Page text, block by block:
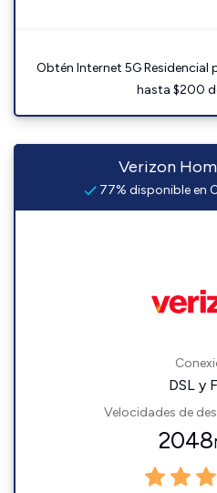
Obtén Internet 5G
hasta $200
Verizon
77% disponible en
DSL y
Velocidades de
2048